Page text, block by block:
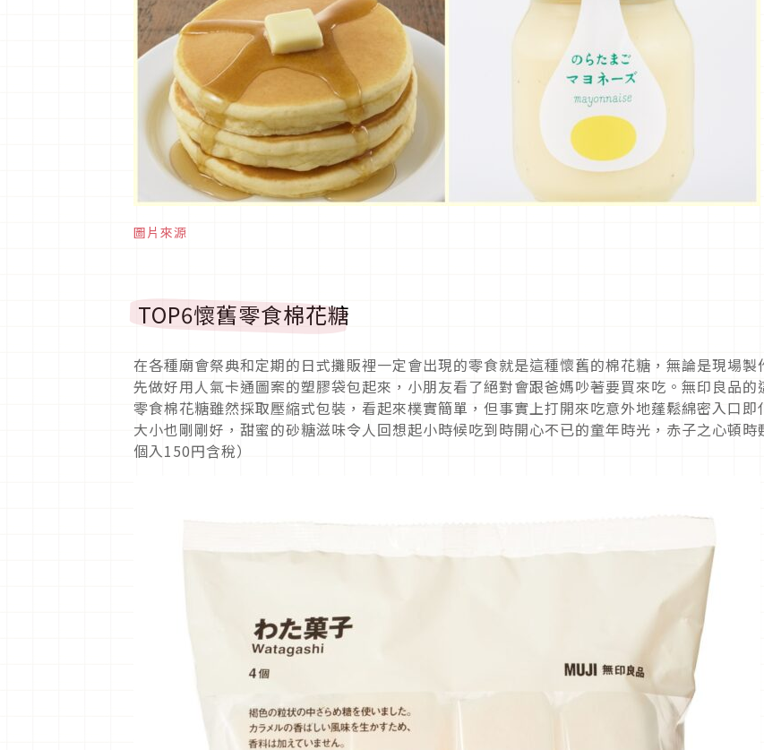
圖片來源
TOP6懷舊零食棉花糖
在各種廟會祭典和定期的日式攤販裡一定會出現的零食就是這種懷舊的棉花糖，無論是現場製
先做好用人氣卡通圖案的塑膠袋包起來，小朋友看了絕對會跟爸媽吵著要買來吃。無印良品的
零食棉花糖雖然採取壓縮式包裝，看起來樸實簡單，但事實上打開來吃意外地蓬鬆綿密入口即
大小也剛剛好，甜蜜的砂糖滋味令人回想起小時候吃到時開心不已的童年時光，赤子之心頓時
個入150円含稅）